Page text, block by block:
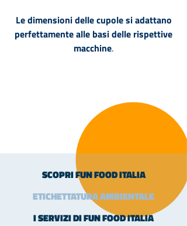
Le dimensioni delle cupole si adattano
perfettamente alle basi delle rispettive
macchine.
SCOPRI FUN FOOD ITALIA
ETICHETTATURA AMBIENTALE
I SERVIZI DI FUN FOOD ITALIA